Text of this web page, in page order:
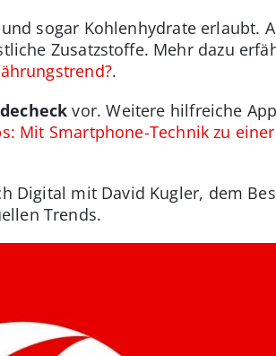
sogar Kohlenhydrate erlaubt.
Zusatzstoffe. Mehr dazu
.
vor. Weitere hilfreiche
Mit Smartphone-Technik zu
Digital mit David Kugler, dem
Trends.